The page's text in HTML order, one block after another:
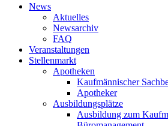
News
Aktuelles
Newsarchiv
FAQ
Veranstaltungen
Stellenmarkt
Apotheken
Kaufmännischer
Apotheker
Ausbildungsplätze
Ausbildung zum